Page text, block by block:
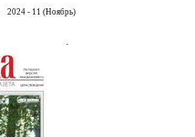
2024 - 11 (Ноябрь)